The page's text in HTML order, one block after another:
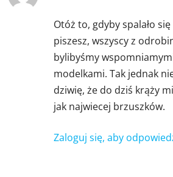
Otóż to, gdyby spalało
piszesz, wszyscy z
bylibyśmy
modelkami. Tak jednak
dziwię, że do dziś krąży
jak najwiecej brzuszków.
Zaloguj się, aby